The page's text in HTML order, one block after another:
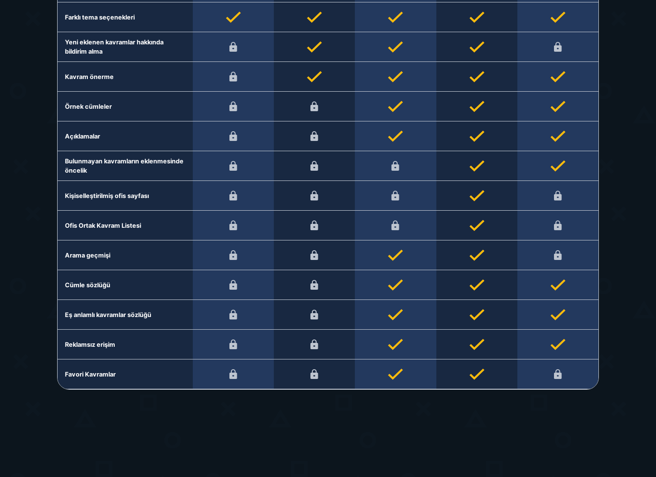
Farklı tema seçenekleri
Yeni eklenen kavramlar hakkında
bildirim alma
Kavram önerme
Örnek cümleler
Açıklamalar
Bulunmayan kavramların eklenmesinde
öncelik
Kişiselleştirilmiş ofis sayfası
Ofis Ortak Kavram Listesi
Arama geçmişi
Cümle sözlüğü
Eş anlamlı kavramlar sözlüğü
Reklamsız erişim
Favori Kavramlar